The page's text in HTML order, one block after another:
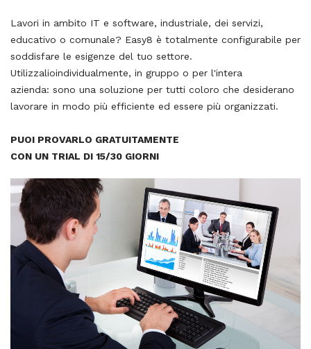
Lavori in ambito IT e software, industriale, dei servizi,
educativo o comunale? Easy8 è totalmente configurabile per
soddisfare le esigenze del tuo settore.
Utilizzalioindividualmente, in gruppo o per l'intera
azienda: sono una soluzione per tutti coloro che desiderano
lavorare in modo più efficiente ed essere più organizzati.
PUOI PROVARLO GRATUITAMENTE
CON UN TRIAL DI 15/30 GIORNI